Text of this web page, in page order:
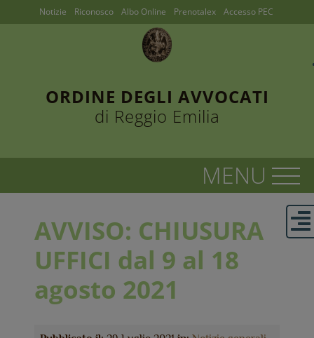
ORDINE DEGLI AVVOCATI
di Reggio Emilia
Notizie Riconosco Albo Online Prenotalex Accesso PEC
AVVISO: CHIUSURA
UFFICI dal 9 al 18
agosto 2021